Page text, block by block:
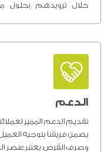
خلال تزويدهم بحلول
الدعم
تقديم الدعم المميز
يضمن فريقنا بتوجيه
وصرف القرض. يعتبر عنصر